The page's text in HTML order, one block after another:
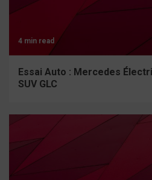
4 min read
Essai Auto : Mercedes
SUV GLC